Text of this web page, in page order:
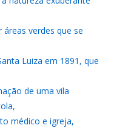
verdes que se
Luiza em 1891, que
de uma vila
médico e igreja,